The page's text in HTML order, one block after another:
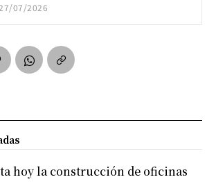
07/2026
hoy la construcción de oficinas